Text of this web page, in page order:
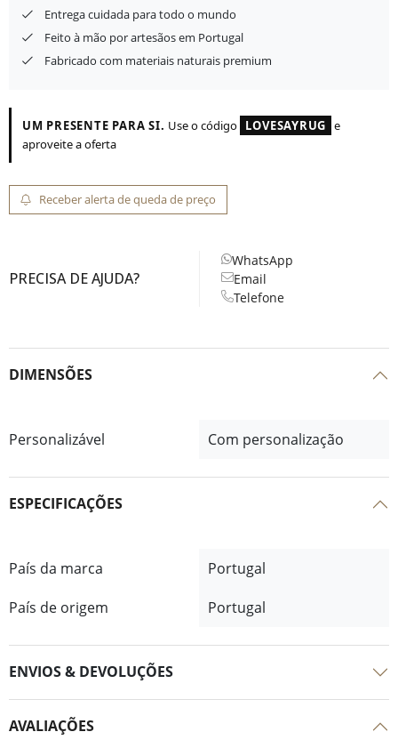
Entrega cuidada para todo o mundo
Feito à mão por artesãos em Portugal
Fabricado com materiais naturais premium
UM PRESENTE PARA SI. Use o código LOVESAYRUG e
aproveite a oferta
Receber alerta de queda de preço
PRECISA DE AJUDA?
WhatsApp
Email
Telefone
DIMENSÕES
Personalizável Com personalização
ESPECIFICAÇÕES
País da marca
Portugal
País de origem
Portugal
ENVIOS & DEVOLUÇÕES
AVALIAÇÕES